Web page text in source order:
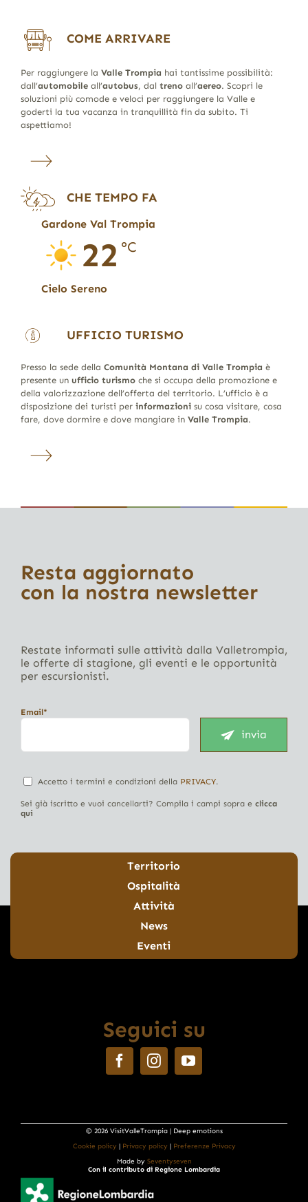
COME ARRIVARE
Per raggiungere la Valle Trompia hai tantissime possibilità:
dall’automobileall’autobus, dal trenoall’aereo. Scopri le
soluzioni più comode e veloci per raggiungere la Valle e
goderti la tua vacanza in tranquillità fin da subito. Ti
aspettiamo!
CHE TEMPO FA
Gardone Val Trompia
22 °C
Cielo Sereno
UFFICIO TURISMO
Presso la sede della Comunità Montana di Valle Trompia è
presente un ufficio turismoche si occupa della promozione e
della valorizzazione dell’offerta del territorio. L’ufficio è a
disposizione dei turisti per informazionisu cosa visitare, cosa
fare, dove dormire e dove mangiare in Valle Trompia.
Resta aggiornato
con la nostra newsletter
Restate informati sulle attività dalla Valletrompia,
le offerte di stagione, gli eventi e le opportunità
per escursionisti.
Email*
invia
Accetto i termini e condizioni della PRIVACY.
Sei già iscritto e vuoi cancellarti? Compila i campi sopra e clicca
qui
Territorio
Ospitalità
Attività
News
Eventi
Seguici su
© 2026 VisitValleTrompia | Deep emotions
Cookie policy
Privacy policy
Preferenze Privacy
Made by Seventyseven
Con il contributo di Regione Lombardia